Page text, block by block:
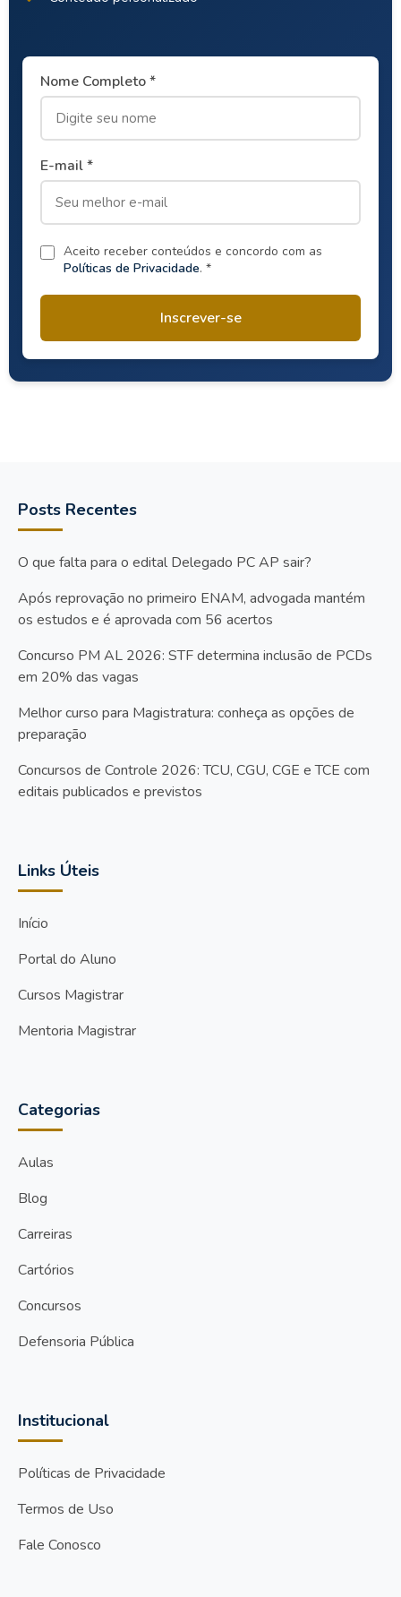
Nome Completo *
E-mail *
Aceito receber conteúdos e concordo com as
Políticas de Privacidade. *
Inscrever-se
Posts Recentes
O que falta para o edital Delegado PC AP sair?
Após reprovação no primeiro ENAM, advogada mantém
os estudos e é aprovada com 56 acertos
Concurso PM AL 2026: STF determina inclusão de PCDs
em 20% das vagas
Melhor curso para Magistratura: conheça as opções de
preparação
Concursos de Controle 2026: TCU, CGU, CGE e TCE com
editais publicados e previstos
Links Úteis
Início
Portal do Aluno
Cursos Magistrar
Mentoria Magistrar
Categorias
Aulas
Blog
Carreiras
Cartórios
Concursos
Defensoria Pública
Institucional
Políticas de Privacidade
Termos de Uso
Fale Conosco